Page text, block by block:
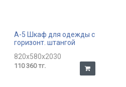
А-5 Шкаф для одежды с
горизонт. штангой
820x580x2030
110 360 тг.